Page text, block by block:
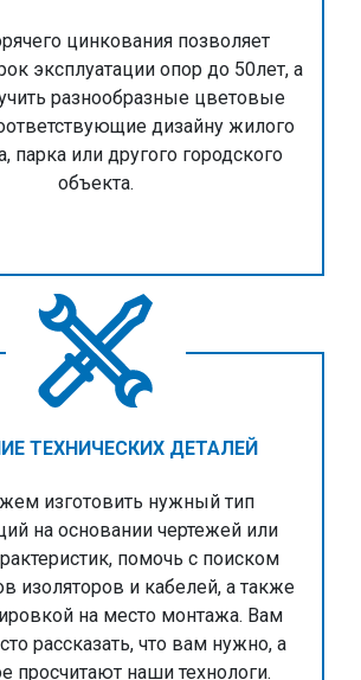
цинкования позволяет
эксплуатации опор до 50лет, а
разнообразные цветовые
дизайну жилого
парка или другого городского
объекта.
ТЕХНИЧЕСКИХ ДЕТАЛЕЙ
изготовить нужный тип
на основании чертежей или
помочь с поиском
изоляторов и кабелей, а также
на место монтажа. Вам
рассказать, что вам нужно, а
просчитают наши технологи.